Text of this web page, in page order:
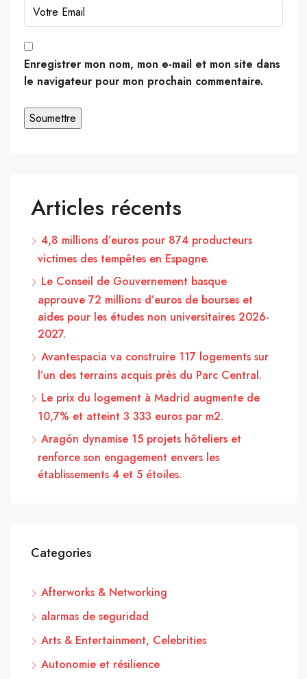
Enregistrer mon nom, mon e-mail et mon site dans
le navigateur pour mon prochain commentaire.
Articles récents
4,8 millions d’euros pour 874 producteurs
victimes des tempêtes en Espagne.
Le Conseil de Gouvernement basque
approuve 72 millions d’euros de bourses et
aides pour les études non universitaires 2026-
2027.
Avantespacia va construire 117 logements sur
l’un des terrains acquis près du Parc Central.
Le prix du logement à Madrid augmente de
10,7% et atteint 3 333 euros par m2.
Aragón dynamise 15 projets hôteliers et
renforce son engagement envers les
établissements 4 et 5 étoiles.
Categories
Afterworks & Networking
alarmas de seguridad
Arts & Entertainment, Celebrities
Autonomie et résilience